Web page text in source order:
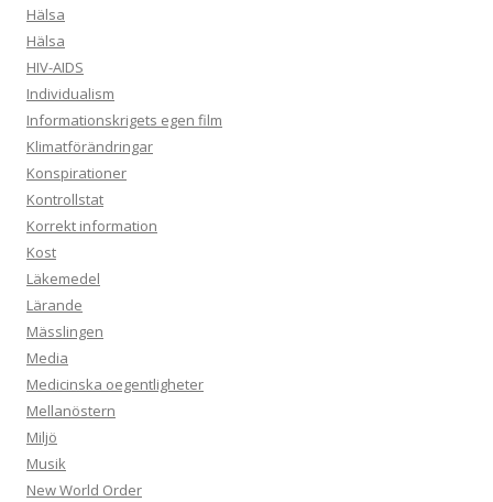
Hälsa
Hälsa
HIV-AIDS
Individualism
Informationskrigets egen film
Klimatförändringar
Konspirationer
Kontrollstat
Korrekt information
Kost
Läkemedel
Lärande
Mässlingen
Media
Medicinska oegentligheter
Mellanöstern
Miljö
Musik
New World Order